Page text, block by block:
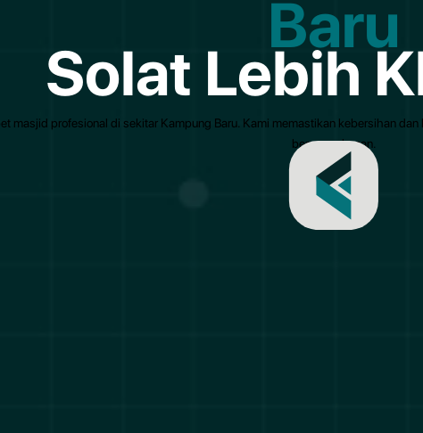
Baru
Solat Lebih
masjid profesional di sekitar Kampung Baru. Kami memastikan kebersihan
berpengalaman.